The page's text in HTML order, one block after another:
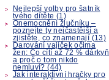
Nejlepší volby pro šatník
tvého dítěte (1)
Onemocnění žlučníku –
poznejte ty nejčastější a
zjistěte, co znamenají (13)
Darování vajíček očima
žen: Co cítí až 72 % dárkyň
a proč o tom nikdo
nemluví? (44)
Jak interaktivní hračky pro